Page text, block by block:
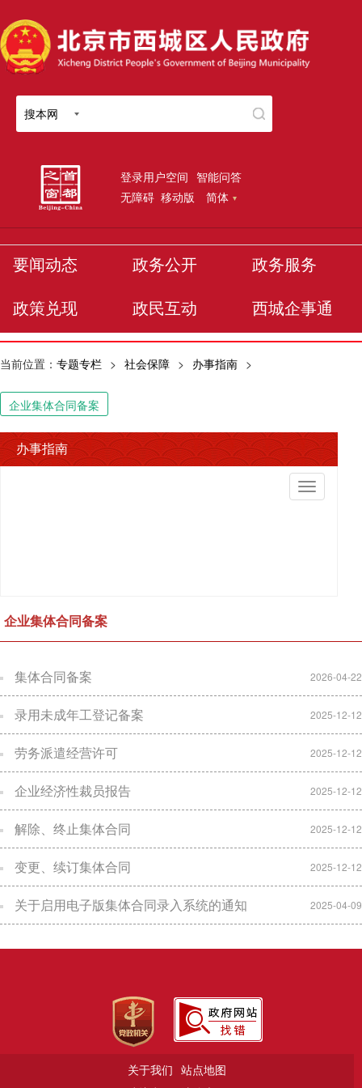
搜本网
登录用户空间 智能问答
无障碍 移动版 简体
要闻动态 政务公开 政务服务
政策兑现 政民互动 西城企事通
当前位置： 专题专栏 > 社会保障 > 办事指南 >
企业集体合同备案
办事指南
切
换
企业集体合同备案
集体合同备案 2026-04-22
录用未成年工登记备案 2025-12-12
劳务派遣经营许可 2025-12-12
企业经济性裁员报告 2025-12-12
解除、终止集体合同 2025-12-12
变更、续订集体合同 2025-12-12
关于启用电子版集体合同录入系统的通知 2025-04-09
关于我们 站点地图